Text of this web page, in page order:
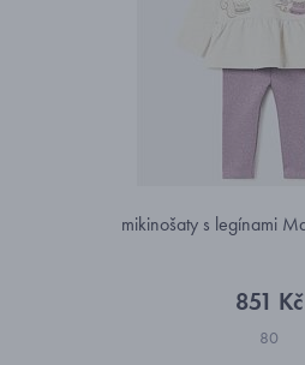
mikinošaty s legínami
851 Kč
80